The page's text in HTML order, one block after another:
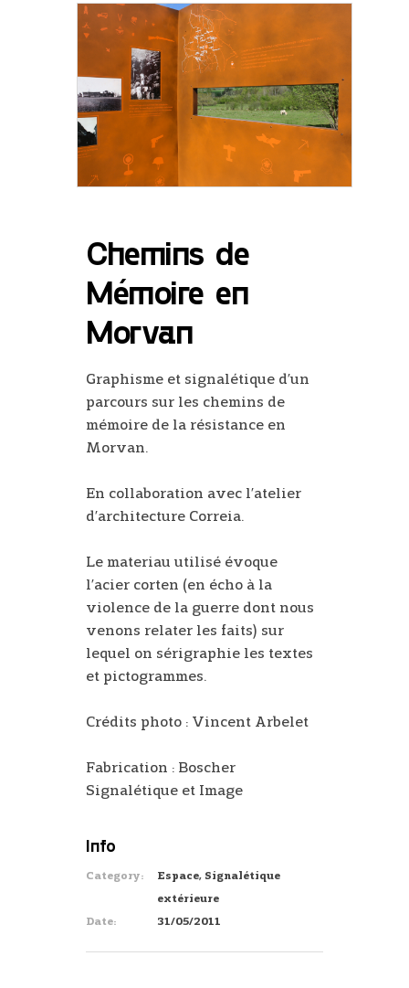
Chemins de
Mémoire en
Morvan
Graphisme et signalétique d’un
parcours sur les chemins de
mémoire de la résistance en
Morvan.
En collaboration avec l’atelier
d’architecture Correia.
Le materiau utilisé évoque
l’acier corten (en écho à la
violence de la guerre dont nous
venons relater les faits) sur
lequel on sérigraphie les textes
et pictogrammes.
Crédits photo : Vincent Arbelet
Fabrication : Boscher
Signalétique et Image
Info
Category:
Espace, Signalétique
extérieure
Date:
31/05/2011